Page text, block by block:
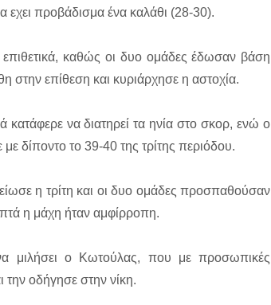
προβάδισμα ένα καλάθι (28-30).
καθώς οι δυο ομάδες έδωσαν βάση
στην επίθεση και κυριάρχησε η αστοχία.
να διατηρεί τα ηνία στο σκορ, ενώ ο
δίποντο το 39-40 της τρίτης περιόδου.
η τρίτη και οι δυο ομάδες προσπαθούσαν
η μάχη ήταν αμφίρροπη.
μιλήσει ο Κωτούλας, που με προσωπικές
την οδήγησε στην νίκη.